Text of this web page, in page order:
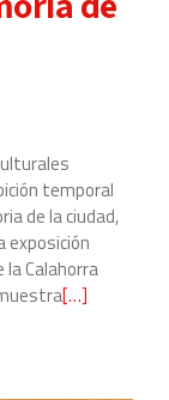
temporal
de la ciudad,
la Calahorra
Leer
[…]